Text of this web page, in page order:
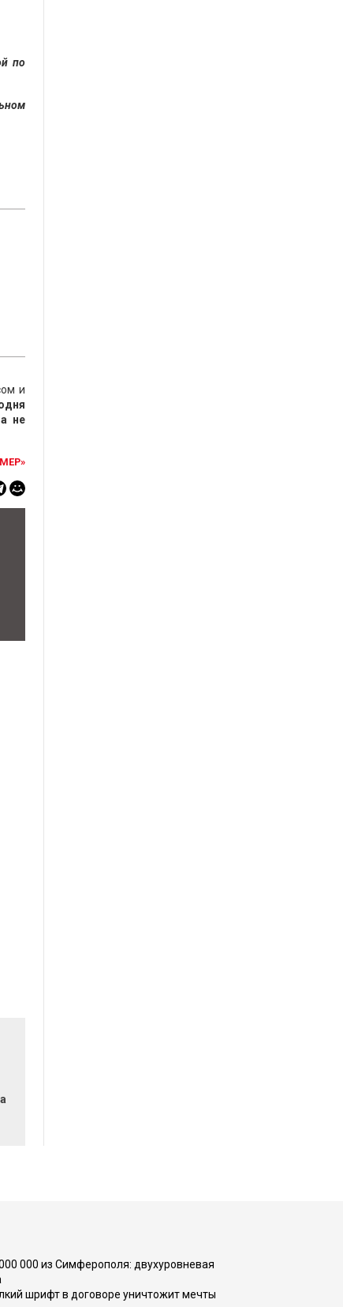
по
и
не
000 из Симферополя: двухуровневая
шрифт в договоре уничтожит мечты